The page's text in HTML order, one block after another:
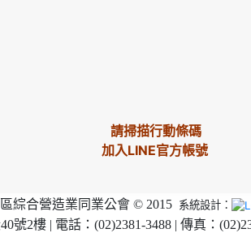
請掃描行動條碼
加入LINE官方帳號
綜合營造業同業公會 © 2015 系統設計：
號2樓 | 電話：(02)2381-3488 | 傳真：